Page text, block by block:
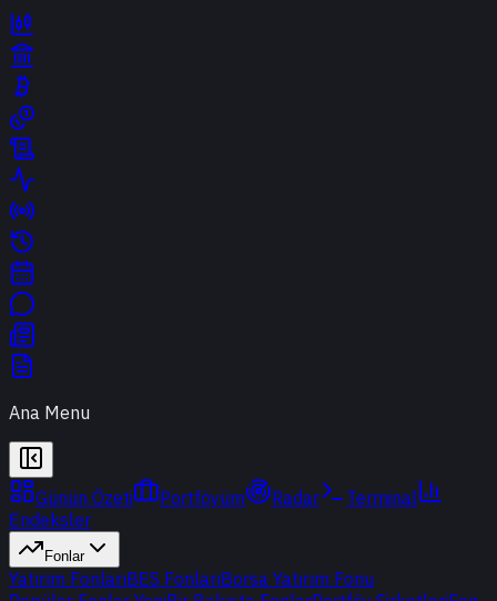
Ana Menu
Günün Özeti Portföyüm Radar
Terminal
Endeksler
Fonlar
Yatırım FonlarıBES FonlarıBorsa Yatırım Fonu